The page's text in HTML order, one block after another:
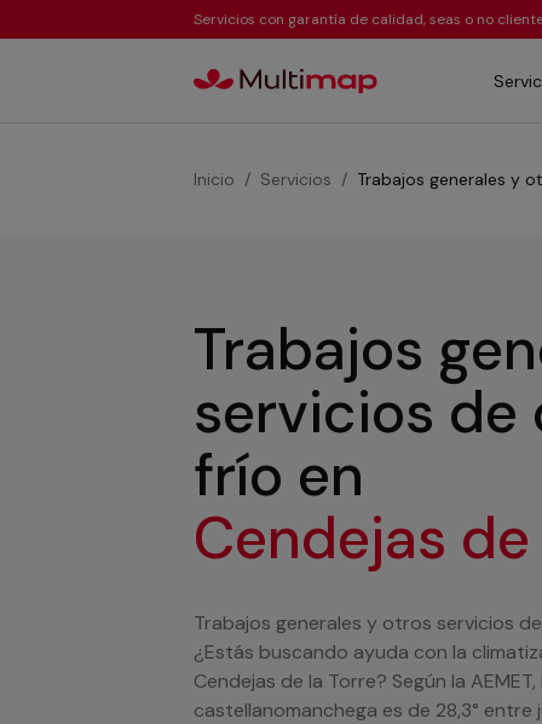
Servicios con garantía de calidad, seas o no cliente
Inicio Servicios Trabajos generales y
Trabajos
servicios
frío en
Cendejas
Trabajos generales y otros servicios
¿Estás buscando ayuda con la
Cendejas de la Torre? Según la
castellanomanchega es de 28,3°